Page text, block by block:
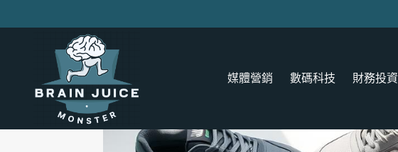
to
媒體營銷 數碼科技 財務投資